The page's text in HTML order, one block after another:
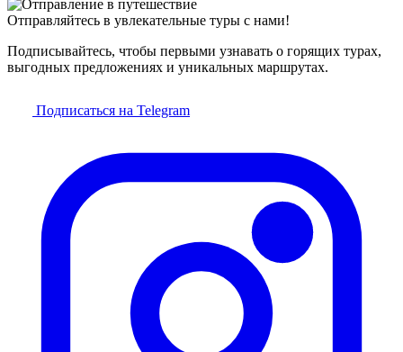
Отправляйтесь в увлекательные туры с нами!
Подписывайтесь, чтобы первыми узнавать о горящих турах,
выгодных предложениях и уникальных маршрутах.
Подписаться на Telegram